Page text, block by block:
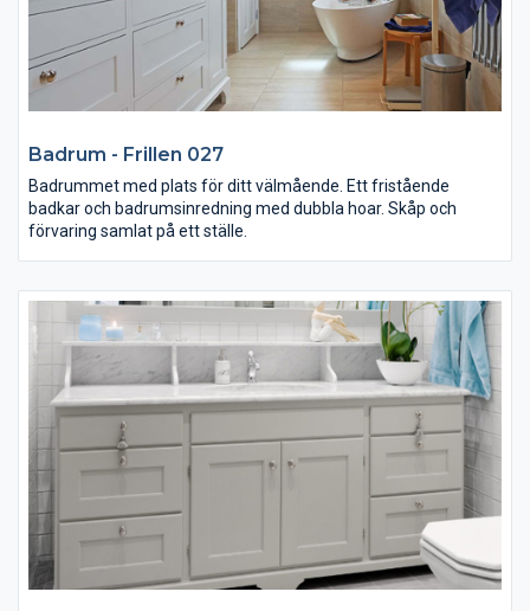
Badrum - Frillen 027
Badrummet med plats för ditt välmående. Ett fristående
badkar och badrumsinredning med dubbla hoar. Skåp och
förvaring samlat på ett ställe.